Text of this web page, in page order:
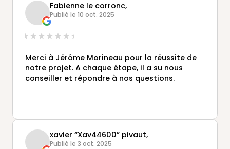
Fabienne le corronc,
Publié le 10 oct. 2025
Merci à Jérôme Morineau pour la réussite de
notre projet. A chaque étape, il a su nous
conseiller et répondre à nos questions.
xavier “Xav44600” pivaut,
Publié le 3 oct. 2025